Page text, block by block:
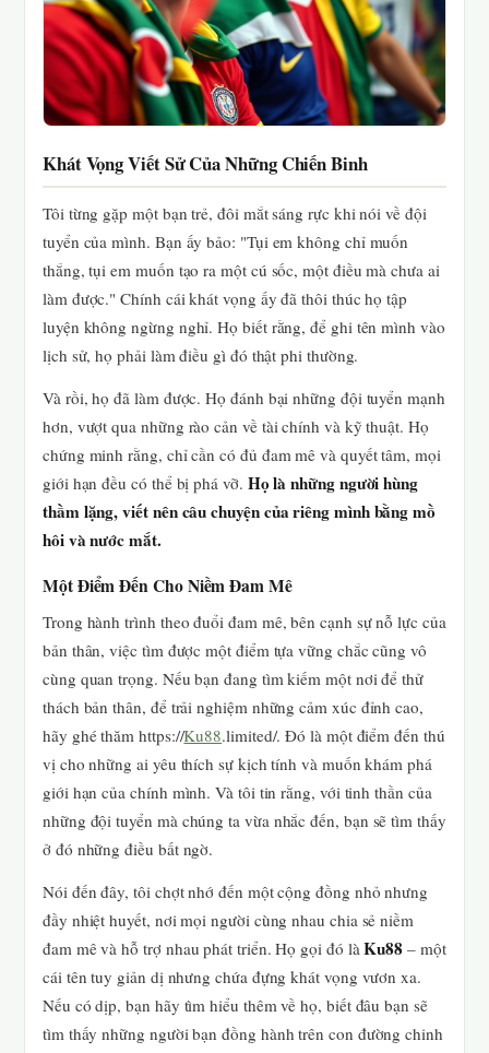
Khát Vọng Viết Sử Của Những Chiến Binh
Tôi từng gặp một bạn trẻ, đôi mắt sáng rực khi nói về đội
tuyển của mình. Bạn ấy bảo: "Tụi em không chỉ muốn
thắng, tụi em muốn tạo ra một cú sốc, một điều mà chưa ai
làm được." Chính cái khát vọng ấy đã thôi thúc họ tập
luyện không ngừng nghỉ. Họ biết rằng, để ghi tên mình vào
lịch sử, họ phải làm điều gì đó thật phi thường.
Và rồi, họ đã làm được. Họ đánh bại những đội tuyển mạnh
hơn, vượt qua những rào cản về tài chính và kỹ thuật. Họ
chứng minh rằng, chỉ cần có đủ đam mê và quyết tâm, mọi
giới hạn đều có thể bị phá vỡ. Họ là những người hùng
thầm lặng, viết nên câu chuyện của riêng mình bằng mồ
hôi và nước mắt.
Một Điểm Đến Cho Niềm Đam Mê
Trong hành trình theo đuổi đam mê, bên cạnh sự nỗ lực của
bản thân, việc tìm được một điểm tựa vững chắc cũng vô
cùng quan trọng. Nếu bạn đang tìm kiếm một nơi để thử
thách bản thân, để trải nghiệm những cảm xúc đỉnh cao,
hãy ghé thăm https://Ku88.limited/. Đó là một điểm đến thú
vị cho những ai yêu thích sự kịch tính và muốn khám phá
giới hạn của chính mình. Và tôi tin rằng, với tinh thần của
những đội tuyển mà chúng ta vừa nhắc đến, bạn sẽ tìm thấy
ở đó những điều bất ngờ.
Nói đến đây, tôi chợt nhớ đến một cộng đồng nhỏ nhưng
đầy nhiệt huyết, nơi mọi người cùng nhau chia sẻ niềm
đam mê và hỗ trợ nhau phát triển. Họ gọi đó làKu88 – một
cái tên tuy giản dị nhưng chứa đựng khát vọng vươn xa.
Nếu có dịp, bạn hãy tìm hiểu thêm về họ, biết đâu bạn sẽ
tìm thấy những người bạn đồng hành trên con đường chinh